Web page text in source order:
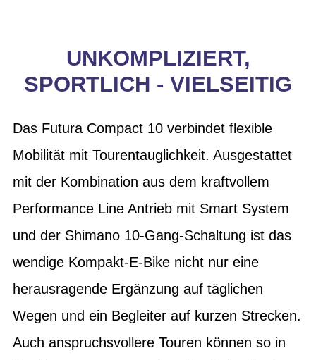
UNKOMPLIZIERT,
SPORTLICH - VIELSEITIG
Das Futura Compact 10 verbindet flexible
Mobilität mit Tourentauglichkeit. Ausgestattet
mit der Kombination aus dem kraftvollem
Performance Line Antrieb mit Smart System
und der Shimano 10-Gang-Schaltung ist das
wendige Kompakt-E-Bike nicht nur eine
herausragende Ergänzung auf täglichen
Wegen und ein Begleiter auf kurzen Strecken.
Auch anspruchsvollere Touren können so in